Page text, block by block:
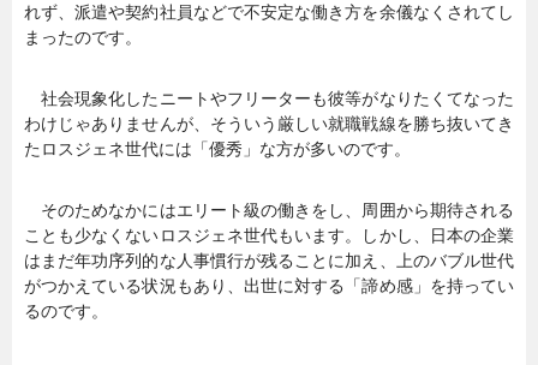
れず、派遣や契約社員などで不安定な働き方を余儀なくされてし
まったのです。
社会現象化したニートやフリーターも彼等がなりたくてなった
わけじゃありませんが、そういう厳しい就職戦線を勝ち抜いてき
たロスジェネ世代には「優秀」な方が多いのです。
そのためなかにはエリート級の働きをし、周囲から期待される
ことも少なくないロスジェネ世代もいます。しかし、日本の企業
はまだ年功序列的な人事慣行が残ることに加え、上のバブル世代
がつかえている状況もあり、出世に対する「諦め感」を持ってい
るのです。